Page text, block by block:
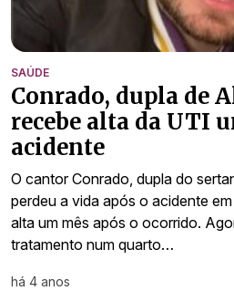
SAÚDE
Conrado, dupla de
recebe alta da UTI
acidente
O cantor Conrado, dupla do
perdeu a vida após o acidente
alta um mês após o ocorrido.
tratamento num quarto…
há 4 anos